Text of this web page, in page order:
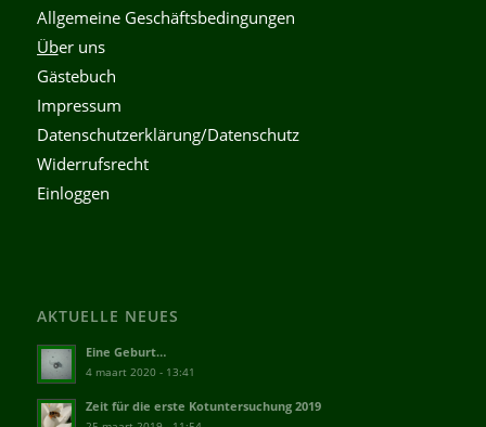
Allgemeine Geschäftsbedingungen
Über uns
Gästebuch
Impressum
Datenschutzerklärung/Datenschutz
Widerrufsrecht
Einloggen
AKTUELLE NEUES
Eine Geburt…
4 maart 2020 - 13:41
Zeit für die erste Kotuntersuchung 2019